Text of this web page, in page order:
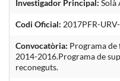
Investigador Principal: Solà
Codi Oficial: 2017PFR-
Convocatòria: Programa
2014-2016.Programa de
reconeguts.